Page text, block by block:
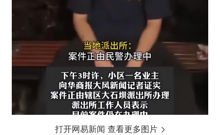
打开网易新闻 查看更多图片